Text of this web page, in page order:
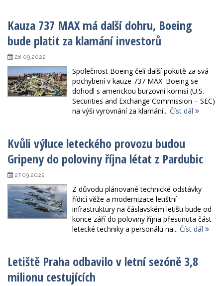
Kauza 737 MAX má další dohru, Boeing
bude platit za klamání investorů
28.09.2022
Společnost Boeing čelí další pokutě za svá
pochybení v kauze 737 MAX. Boeing se
dohodl s americkou burzovní komisí (U.S.
Securities and Exchange Commission – SEC)
na výši vyrovnání za klamání... Číst dál
Kvůli výluce leteckého provozu budou
Gripeny do poloviny října létat z Pardubic
27.09.2022
Z důvodu plánované technické odstávky
řídicí věže a modernizace letištní
infrastruktury na čáslavském letišti bude od
konce září do poloviny října přesunuta část
letecké techniky a personálu na... Číst dál
Letiště Praha odbavilo v letní sezóně 3,8
milionu cestujících